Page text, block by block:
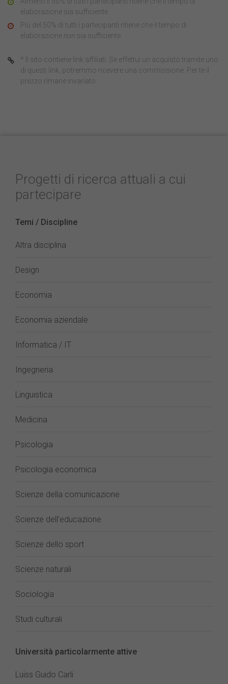
elaborazione sia sufficiente
Più del 50% di tutti i partecipanti ritiene che il tempo di
elaborazione non sia sufficiente
* Il sito contiene link affiliati. Se effettui un acquisto tramite uno
di questi link, potremmo ricevere una commissione. Per te il
prezzo rimane invariato.
Progetti di ricerca attuali a cui
partecipare
Temi / Discipline
Altra disciplina
Design
Economia
Economia aziendale
Informatica / IT
Ingegneria
Linguistica
Medicina
Psicologia
Psicologia economica
Scienze della comunicazione
Scienze dell’educazione
Scienze dello sport
Scienze naturali
Sociologia
Studi culturali
Università particolarmente attive
Luiss Guido Carli